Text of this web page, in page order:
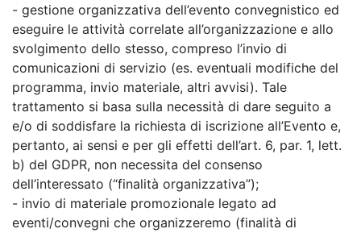
- gestione organizzativa dell’evento convegnistico ed
eseguire le attività correlate all’organizzazione e allo
svolgimento dello stesso, compreso l’invio di
comunicazioni di servizio (es. eventuali modifiche del
programma, invio materiale, altri avvisi). Tale
trattamento si basa sulla necessità di dare seguito a
e/o di soddisfare la richiesta di iscrizione all’Evento e,
pertanto, ai sensi e per gli effetti dell’art. 6, par. 1, lett.
b) del GDPR, non necessita del consenso
dell’interessato (“finalità organizzativa”);
- invio di materiale promozionale legato ad
eventi/convegni che organizzeremo (finalità di